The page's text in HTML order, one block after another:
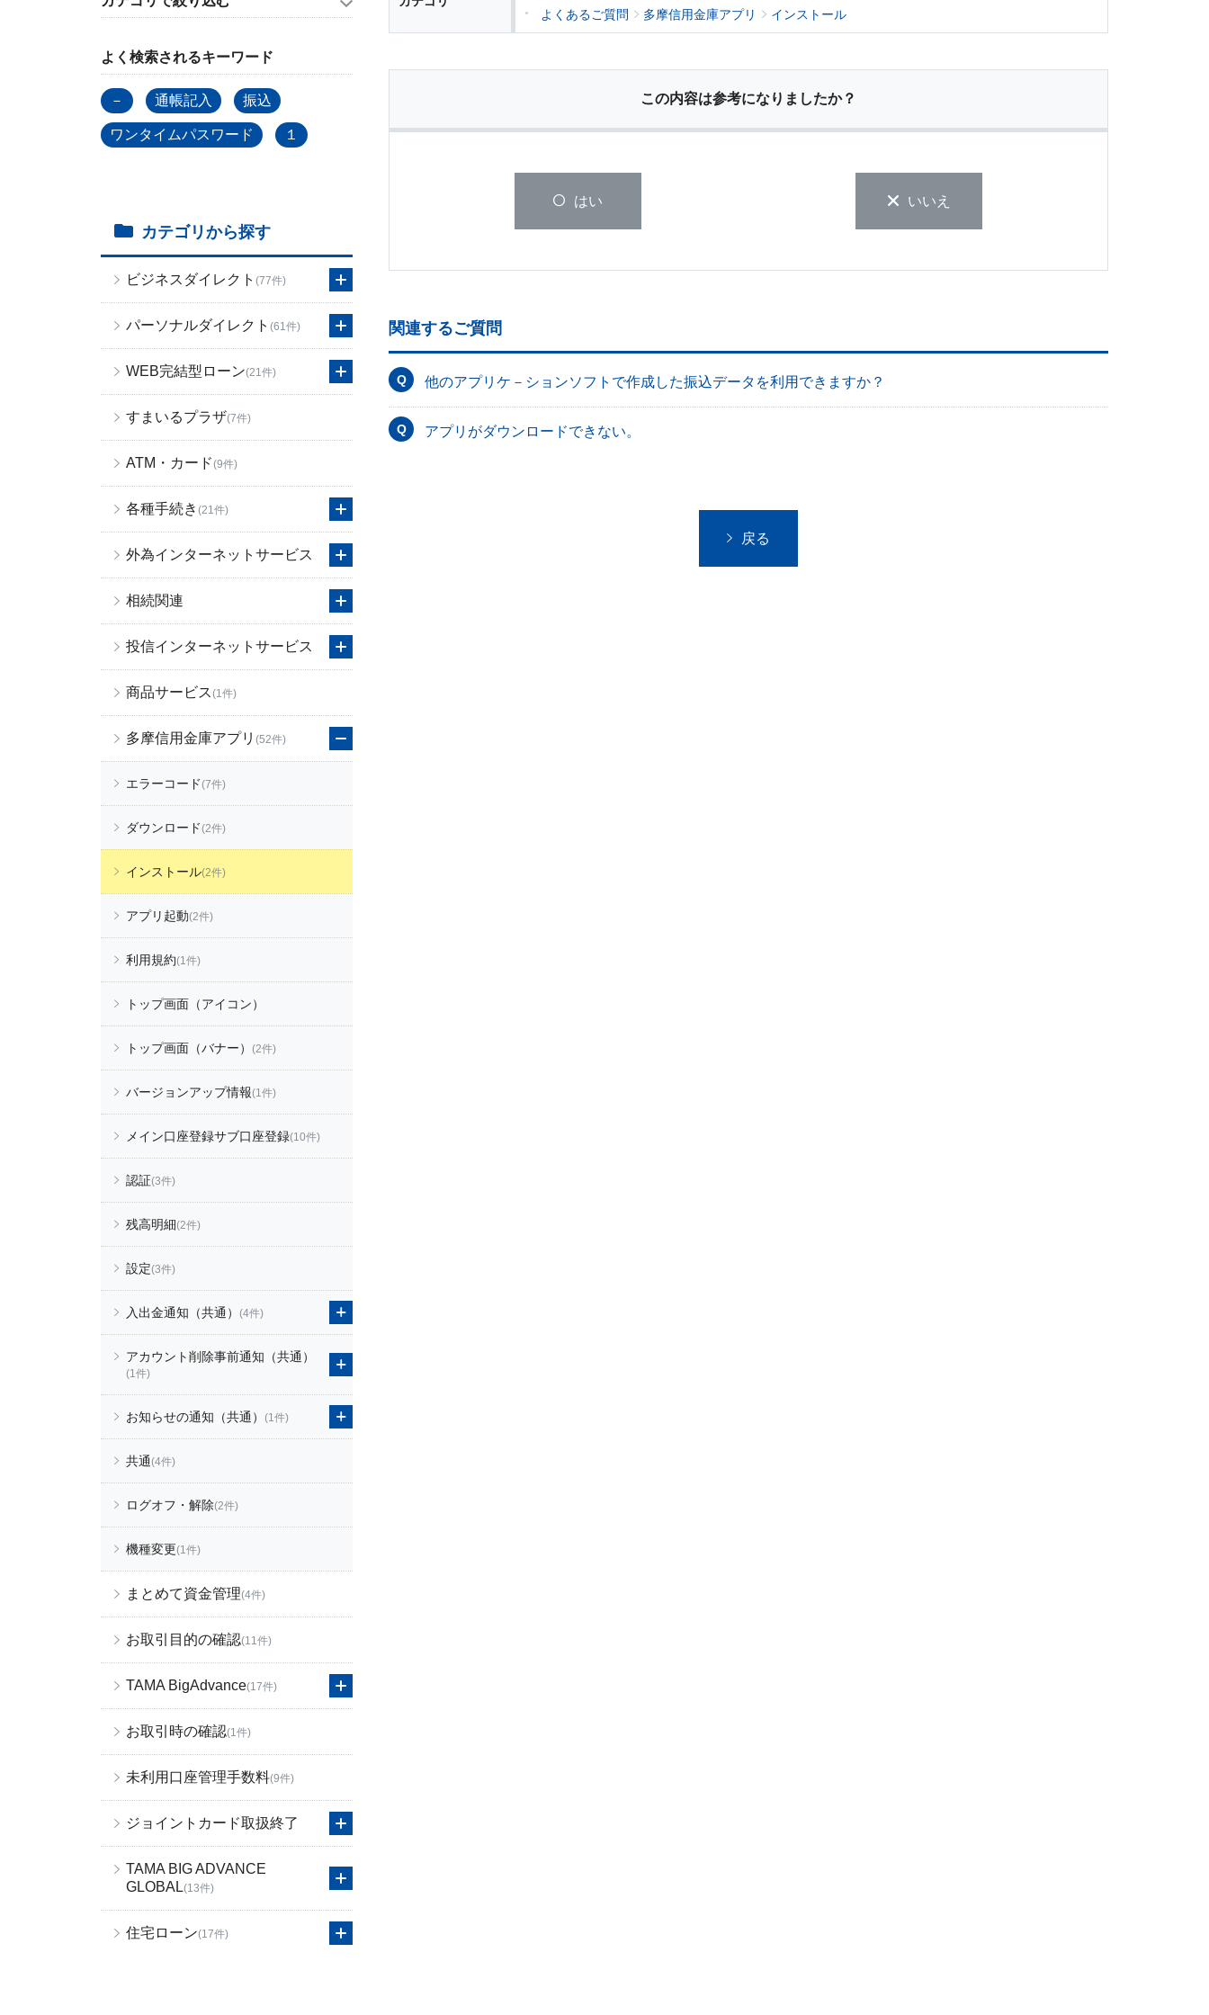
よく検索されるキーワード
－ 通帳記入 振込
ワンタイムパスワード １
カテゴリから探す
ビジネスダイレクト (77件)
パーソナルダイレクト (61件)
WEB完結型ローン(21件)
すまいるプラザ(7件)
ATM・カード(9件)
各種手続き (21件)
外為インターネットサービス
相続関連
投信インターネットサービス
商品サービス(1件)
多摩信用金庫アプリ (52件)
エラーコード(7件)
ダウンロード(2件)
インストール(2件)
アプリ起動(2件)
利用規約(1件)
トップ画面（アイコン）
トップ画面（バナー） (2件)
バージョンアップ情報(1件)
メイン口座登録サブ口座登録(10件)
認証(3件)
残高明細(2件)
設定(3件)
入出金通知（共通） (4件)
アカウント削除事前通知（共通）
(1件)
お知らせの通知（共通） (1件)
共通(4件)
ログオフ・解除(2件)
機種変更(1件)
まとめて資金管理(4件)
お取引目的の確認(11件)
TAMA BigAdvance(17件)
お取引時の確認(1件)
未利用口座管理手数料(9件)
ジョイントカード取扱終了
TAMA BIG ADVANCE
GLOBAL(13件)
住宅ローン(17件)
よくあるご質問
多摩信用金庫アプリ インストール
この内容は参考になりましたか？
はい いいえ
関連するご質問
他のアプリケ－ションソフトで作成した振込データを利用できますか？
アプリがダウンロードできない。
戻る